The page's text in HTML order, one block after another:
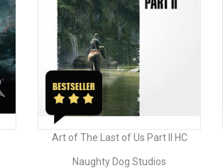
Art of The Last of Us Part II HC
Naughty Dog Studios